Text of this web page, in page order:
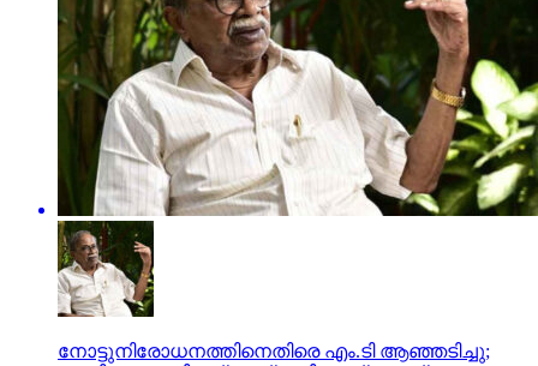
നോട്ടുനിരോധനത്തിനെതിരെ എം.ടി ആഞ്ഞടിച്ചു;